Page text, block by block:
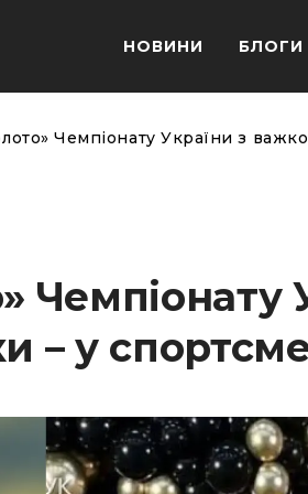
НОВИНИ БЛОГИ
Чемпіонату України з
Чемпіонату
– у